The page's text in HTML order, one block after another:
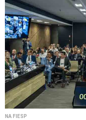
NA FIESP